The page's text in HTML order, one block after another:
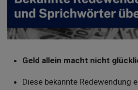
Geld allein macht nicht
Diese bekannte Redewendung